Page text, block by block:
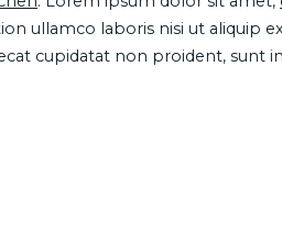
ullamco laboris nisi ut aliquip
cupidatat non proident,